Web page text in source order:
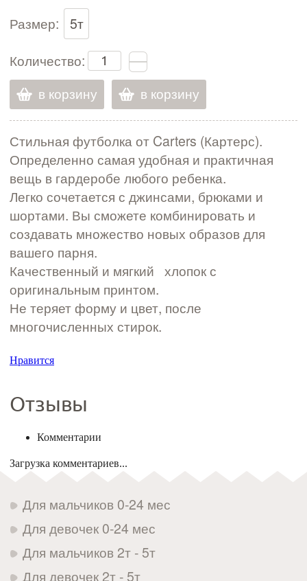
Размер:
5т
Количество:
в корзину
в корзину
Стильная футболка от Carters (Картерс).
Определенно самая удобная и практичная
вещь в гардеробе любого ребенка.
Легко сочетается с джинсами, брюками и
шортами. Вы сможете комбинировать и
создавать множество новых образов для
вашего парня.
Качественный и мягкий хлопок с
оригинальным принтом.
Не теряет форму и цвет, после
многочисленных стирок.
Нравится
Отзывы
Комментарии
Загрузка комментариев...
Для мальчиков 0-24 мес
Для девочек 0-24 мес
Для мальчиков 2т - 5т
Для девочек 2т - 5т